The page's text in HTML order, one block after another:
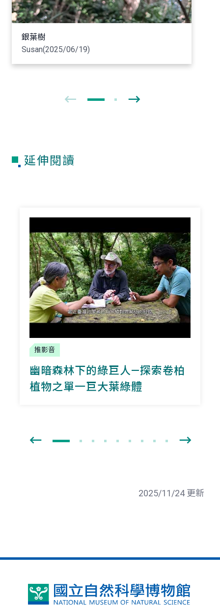
銀葉樹
Susan(2025/06/19)
延伸閱讀
推影音
幽暗森林下的綠巨人—探索卷柏
植物之單一巨大葉綠體
2025/11/24 更新
國